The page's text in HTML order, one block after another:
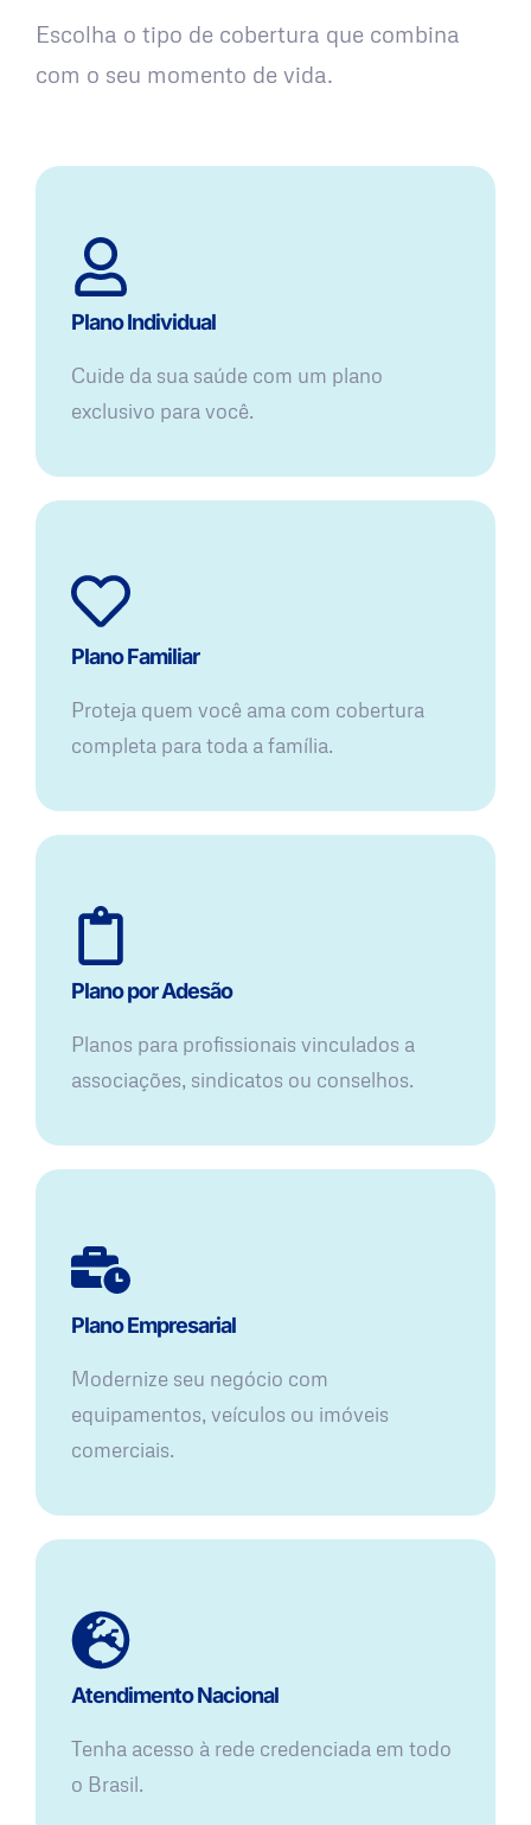
Escolha o tipo de cobertura que combina
com o seu momento de vida.
Plano Individual
Cuide da sua saúde com um plano
exclusivo para você.
Plano Familiar
Proteja quem você ama com cobertura
completa para toda a família.
Plano por Adesão
Planos para profissionais vinculados a
associações, sindicatos ou conselhos.
Plano Empresarial
Modernize seu negócio com
equipamentos, veículos ou imóveis
comerciais.
Atendimento Nacional
Tenha acesso à rede credenciada em todo
o Brasil.